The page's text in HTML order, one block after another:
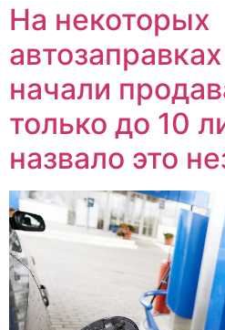
На некоторых
начали
только до 10
назвало это